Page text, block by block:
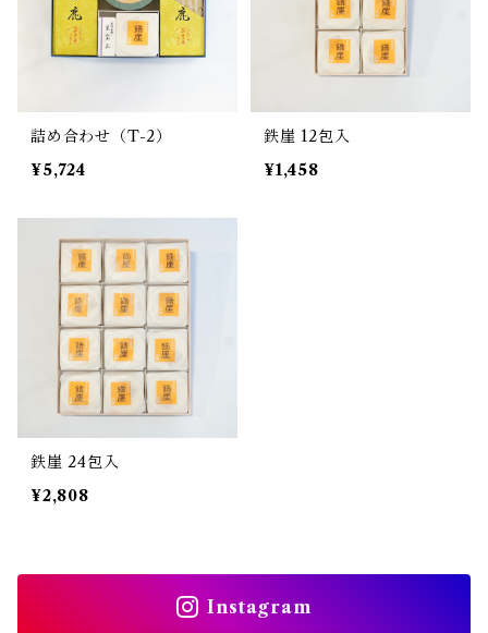
詰め合わせ（T-2）
¥5,724
鉄崖 12包入
¥1,458
鉄崖 24包入
¥2,808
Instagram